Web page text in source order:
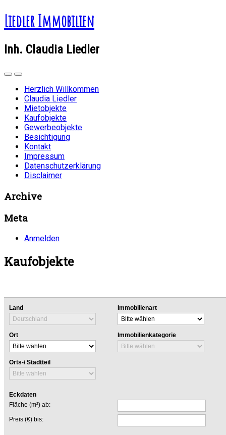
Liedler Immobilien
Inh. Claudia Liedler
Herzlich Willkommen
Claudia Liedler
Mietobjekte
Kaufobjekte
Gewerbeobjekte
Besichtigung
Kontakt
Impressum
Datenschutzerklärung
Disclaimer
Archive
Meta
Anmelden
Kaufobjekte
Land
Ort
Orts-/ Stadtteil
Immobilienart
Immobilienkategorie
Eckdaten
Fläche (m²) ab:
Preis (€) bis: